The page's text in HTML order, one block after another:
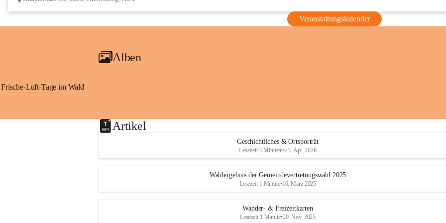
Veranstaltungskalender
Alben
Frische-Luft-Tage im Wald
Artikel
Geschichtliches & Ortsporträt
Lesezeit 3 Minuten•23. Apr. 2026
Wahlergebnis der Gemeindevertretungswahl 2025
Lesezeit 1 Minute•16. März 2025
Wander- & Freizeitkarten
Lesezeit 1 Minute•20. Nov. 2025